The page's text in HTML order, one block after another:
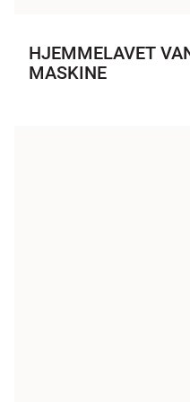
HJEMMELAVET
MASKINE